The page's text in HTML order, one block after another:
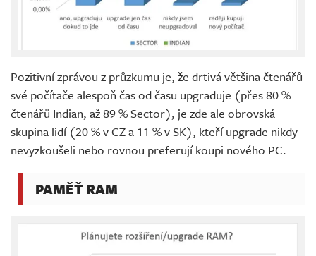
Pozitivní zprávou z průzkumu je, že drtivá většina čtenářů
své počítače alespoň čas od času upgraduje (přes 80 %
čtenářů Indian, až 89 % Sector), je zde ale obrovská
skupina lidí (20 % v CZ a 11 % v SK), kteří upgrade nikdy
nevyzkoušeli nebo rovnou preferují koupi nového PC.
PAMĚŤ RAM